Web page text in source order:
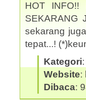
HOT INFO!!
SEKARANG
sekarang
tepat...!
Kategori
Website:
Dibaca: